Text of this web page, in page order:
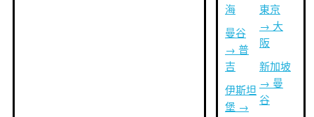
海
曼谷
→ 普
吉
伊斯坦
堡 →
東京
→ 大
阪
新加坡
→ 曼
谷